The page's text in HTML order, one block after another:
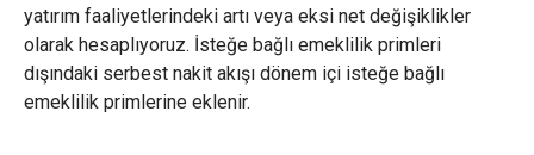
yatırım faaliyetlerindeki artı veya eksi net değişiklikler
olarak hesaplıyoruz. İsteğe bağlı emeklilik primleri
dışındaki serbest nakit akışı dönem içi isteğe bağlı
emeklilik primlerine eklenir.